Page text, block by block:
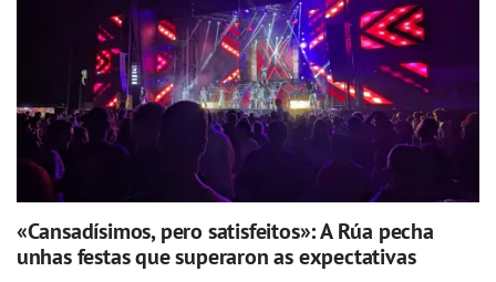
«Cansadísimos, pero satisfeitos»: A Rúa pecha
unhas festas que superaron as expectativas